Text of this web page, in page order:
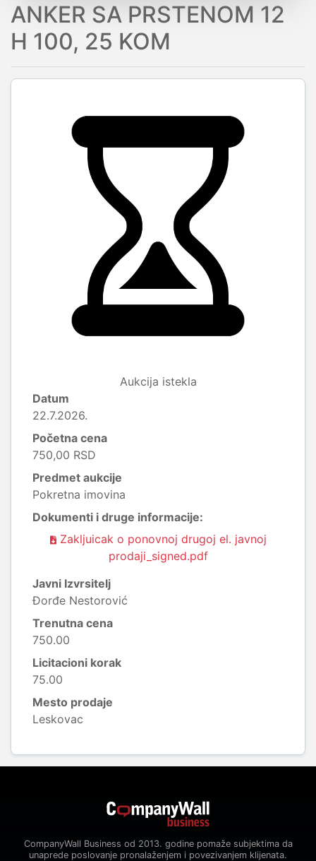
ANKER SA PRSTENOM 12
H 100, 25 KOM
Aukcija istekla
Datum
22.7.2026.
Početna cena
750,00 RSD
Predmet aukcije
Pokretna imovina
Dokumenti i druge informacije:
Zakljuicak o ponovnoj drugoj el. javnoj
prodaji_signed.pdf
Javni Izvrsitelj
Đorđe Nestorović
Trenutna cena
750.00
Licitacioni korak
75.00
Mesto prodaje
Leskovac
CompanyWall Business od 2013. godine pomaže subjektima da
unaprede poslovanje pronalaženjem i povezivanjem klijenata.